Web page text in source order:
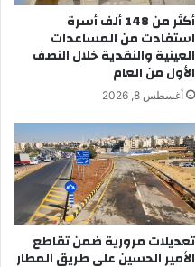
أكثر من 148 ألف أسرة
استفادت من المساعدات
العينية والنقدية خلال النصف
الأول من العام
أغسطس 8, 2026
تعديلات مرورية ضمن تقاطع
الأمير الحسين على طريق المطار